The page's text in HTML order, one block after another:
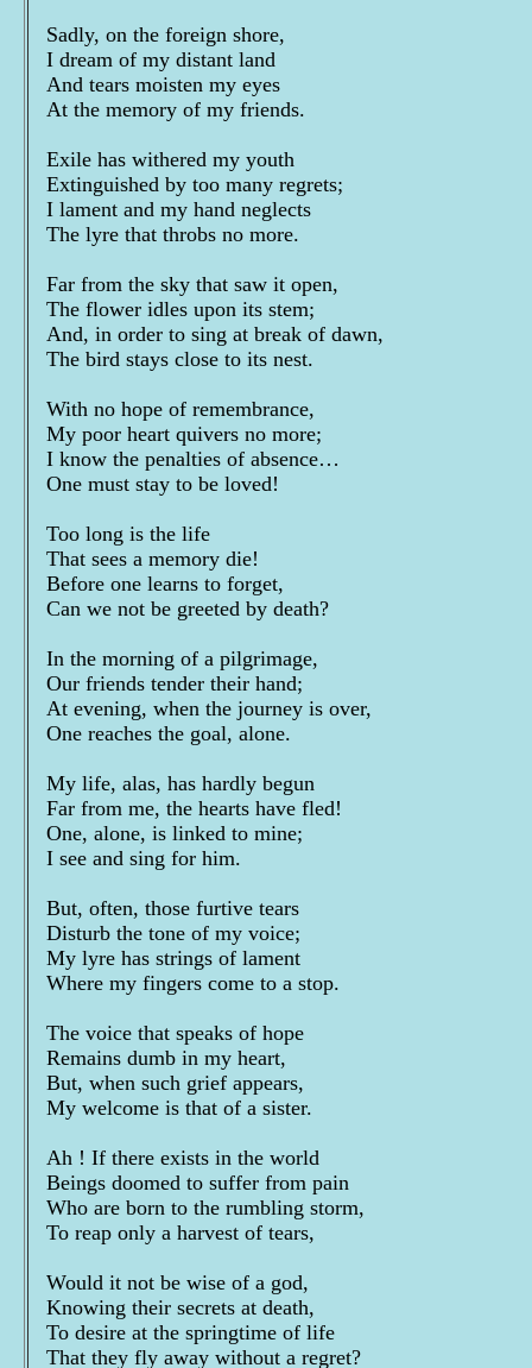
Sadly, on the foreign shore,
I dream of my distant land
And tears moisten my eyes
At the memory of my friends.
Exile has withered my youth
Extinguished by too many regrets;
I lament and my hand neglects
The lyre that throbs no more.
Far from the sky that saw it open,
The flower idles upon its stem;
And, in order to sing at break of dawn,
The bird stays close to its nest.
With no hope of remembrance,
My poor heart quivers no more;
I know the penalties of absence…
One must stay to be loved!
Too long is the life
That sees a memory die!
Before one learns to forget,
Can we not be greeted by death?
In the morning of a pilgrimage,
Our friends tender their hand;
At evening, when the journey is over,
One reaches the goal, alone.
My life, alas, has hardly begun
Far from me, the hearts have fled!
One, alone, is linked to mine;
I see and sing for him.
But, often, those furtive tears
Disturb the tone of my voice;
My lyre has strings of lament
Where my fingers come to a stop.
The voice that speaks of hope
Remains dumb in my heart,
But, when such grief appears,
My welcome is that of a sister.
Ah ! If there exists in the world
Beings doomed to suffer from pain
Who are born to the rumbling storm,
To reap only a harvest of tears,
Would it not be wise of a god,
Knowing their secrets at death,
To desire at the springtime of life
That they fly away without a regret?